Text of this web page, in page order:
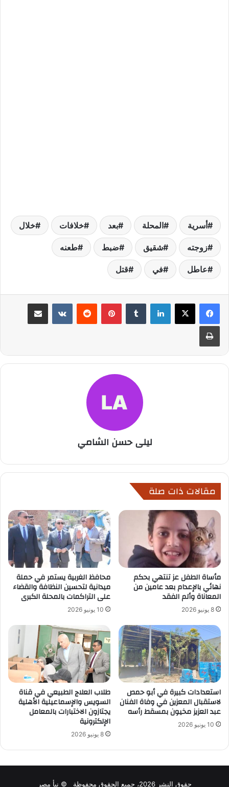
أسرية المحلة بعد خلافات خلال
زوجته شقيق ضبط طعنه
عاطل في قتل
لينكدإن بينتيريست مشاركة عبر البريد
طباعة
ليلى حسن الشامي
مقالات ذات صلة
مأساة الطفل عز تنتهي بحكم
نهائي بالإعدام بعد عامين من
المعاناة وألم الفقد
8 يونيو 2026
محافظ الغربية يستمر في حملة
ميدانية لتحسين النظافة والقضاء
على التراكمات بالمحلة الكبرى
10 يونيو 2026
استعدادات كبيرة في أبو حمص
لاستقبال المعزين في وفاة الفنان
عبد العزيز مخيون بمسقط رأسه
10 يونيو 2026
طلاب العلاج الطبيعي في قناة
السويس والإسماعيلية الأهلية
يجتازون الاختبارات بالمعامل
الإلكترونية
8 يونيو 2026
حقوق النشر 2026، جميع الحقوق محفوظة © نبأ مصر